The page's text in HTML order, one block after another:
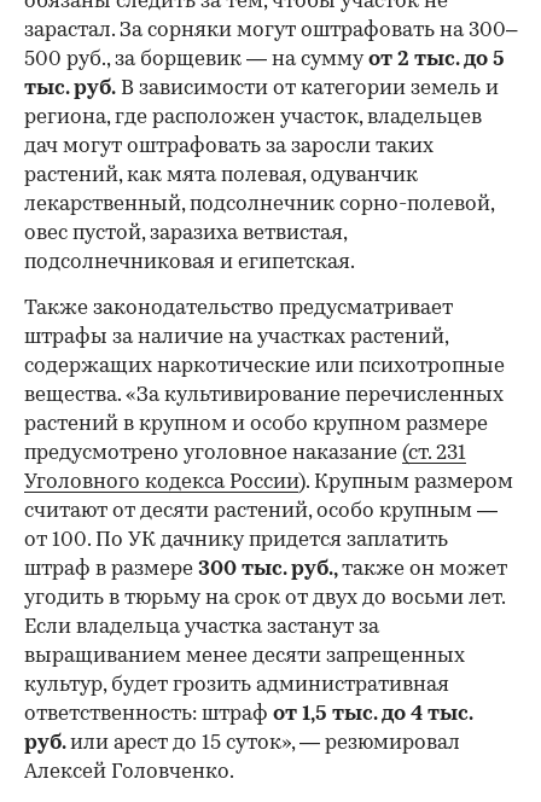
зарастал. За сорняки могут оштрафовать на 300–
500 руб., за борщевик — на суммуот 2 тыс. до 5
тыс. руб. В зависимости от категории земель и
региона, где расположен участок, владельцев
дач могут оштрафовать за заросли таких
растений, как мята полевая, одуванчик
лекарственный, подсолнечник сорно-полевой,
овес пустой, заразиха ветвистая,
подсолнечниковая и египетская.
Также законодательство предусматривает
штрафы за наличие на участках растений,
содержащих наркотические или психотропные
вещества. «За культивирование перечисленных
растений в крупном и особо крупном размере
предусмотрено уголовное наказание (ст. 231
Уголовного кодекса России). Крупным размером
считают от десяти растений, особо крупным —
от 100. По УК дачнику придется заплатить
штраф в размере 300 тыс. руб.,также он может
угодить в тюрьму на срок от двух до восьми лет.
Если владельца участка застанут за
выращиванием менее десяти запрещенных
культур, будет грозить административная
ответственность: штраф от 1,5 тыс. до 4 тыс.
руб.или арест до 15 суток», — резюмировал
Алексей Головченко.